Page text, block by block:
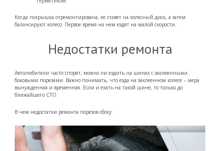
Когда покрышка отремонтирована, ее ставят на колесный диск, а затем
балансируют колесо. Первое время на нем ездят на малой скорости.
Недостатки ремонта
Автолюбители часто спорят, можно ли ездить на шинах с заклеенными
боковыми порезами. Важно понимать, что езда на заклеенном колесе – мера
вынужденная и временная. Если и ехать на такой шине, то только до
ближайшего СТО.
В чем недостатки ремонта порезов сбоку: